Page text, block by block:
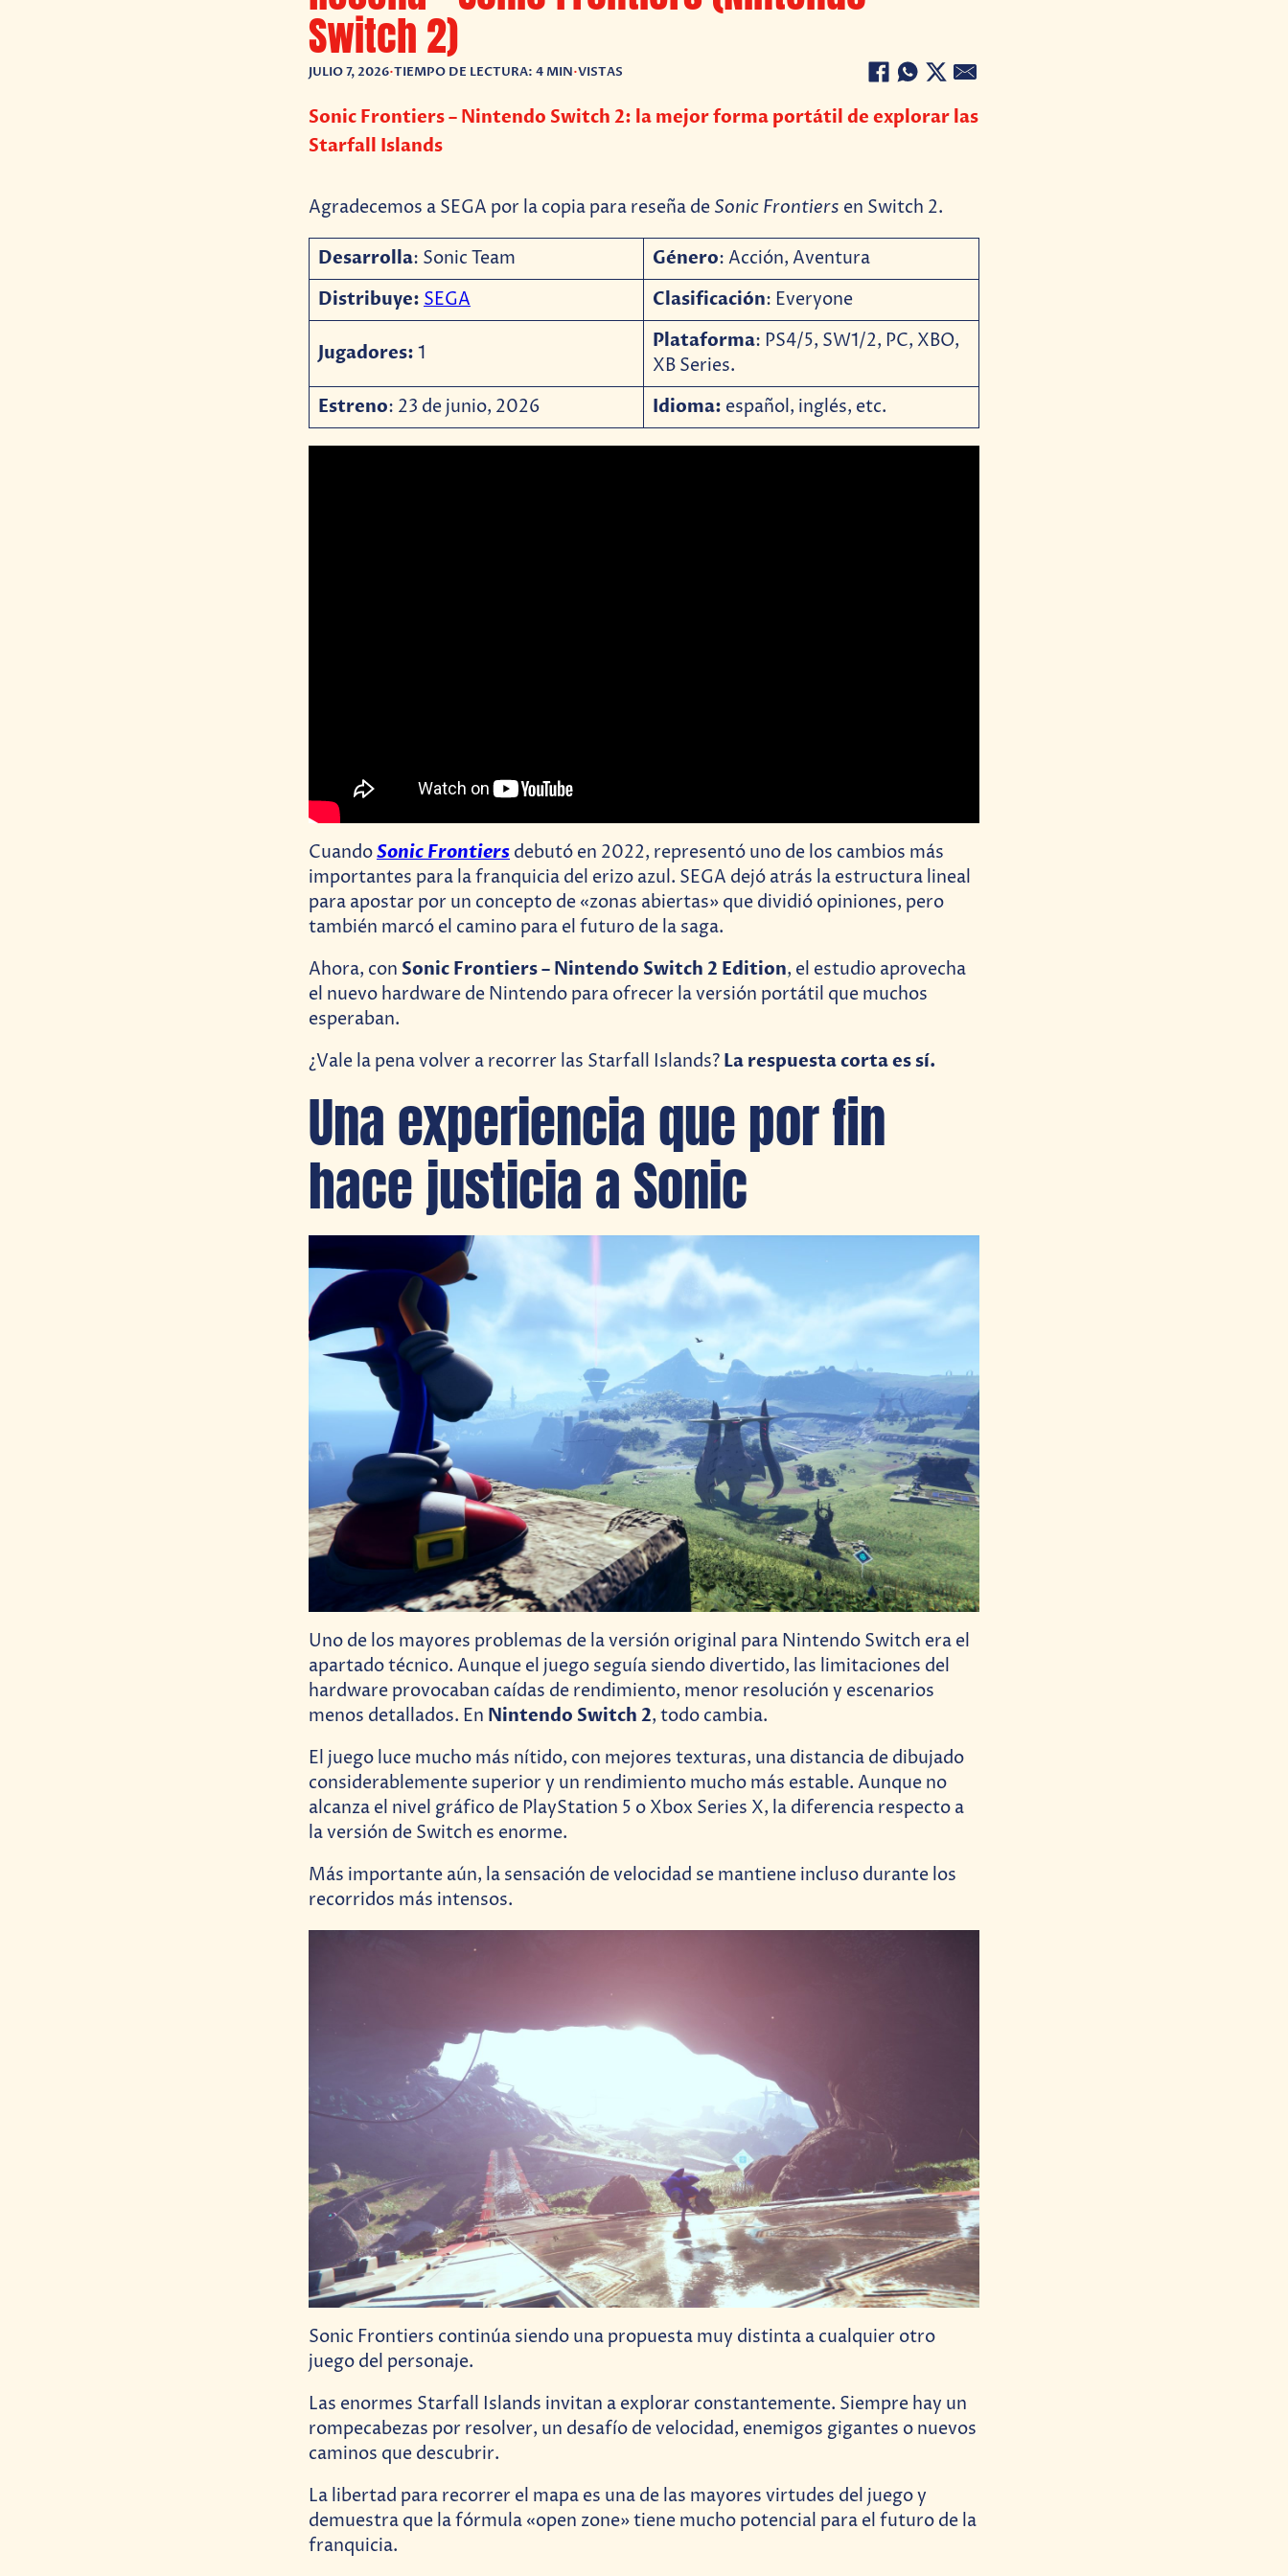
Switch 2)
JULIO 7, 2026•TIEMPO DE LECTURA: 4 MIN•VISTAS
Sonic Frontiers – Nintendo Switch 2: la mejor forma portátil de explorar las
Starfall Islands
Agradecemos a SEGA por la copia para reseña de Sonic Frontiers en Switch 2.
Desarrolla: Sonic Team Género: Acción, Aventura
Distribuye: SEGA Clasificación: Everyone
Jugadores: 1
Plataforma: PS4/5, SW1/2, PC, XBO,
XB Series.
Estreno: 23 de junio, 2026 Idioma: español, inglés, etc.
CuandoSonic Frontiers debutó en 2022, representó uno de los cambios más
importantes para la franquicia del erizo azul. SEGA dejó atrás la estructura lineal
para apostar por un concepto de «zonas abiertas» que dividió opiniones, pero
también marcó el camino para el futuro de la saga.
Ahora, con Sonic Frontiers – Nintendo Switch 2 Edition, el estudio aprovecha
el nuevo hardware de Nintendo para ofrecer la versión portátil que muchos
esperaban.
¿Vale la pena volver a recorrer las Starfall Islands? La respuesta corta es sí.
Una experiencia que por fin
hace justicia a Sonic
Uno de los mayores problemas de la versión original para Nintendo Switch era el
apartado técnico. Aunque el juego seguía siendo divertido, las limitaciones del
hardware provocaban caídas de rendimiento, menor resolución y escenarios
menos detallados. En Nintendo Switch 2, todo cambia.
El juego luce mucho más nítido, con mejores texturas, una distancia de dibujado
considerablemente superior y un rendimiento mucho más estable. Aunque no
alcanza el nivel gráfico de PlayStation 5 o Xbox Series X, la diferencia respecto a
la versión de Switch es enorme.
Más importante aún, la sensación de velocidad se mantiene incluso durante los
recorridos más intensos.
Sonic Frontiers continúa siendo una propuesta muy distinta a cualquier otro
juego del personaje.
Las enormes Starfall Islands invitan a explorar constantemente. Siempre hay un
rompecabezas por resolver, un desafío de velocidad, enemigos gigantes o nuevos
caminos que descubrir.
La libertad para recorrer el mapa es una de las mayores virtudes del juego y
demuestra que la fórmula «open zone» tiene mucho potencial para el futuro de la
franquicia.